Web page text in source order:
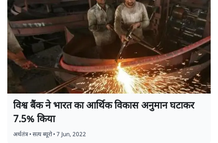
विश्व बैंक ने भारत का आर्थिक विकास अनुमान घटाकर
7.5% किया
अर्थतंत्र•सत्य ब्यूरो•7 Jun, 2022